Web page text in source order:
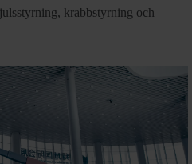
krabbstyrning och